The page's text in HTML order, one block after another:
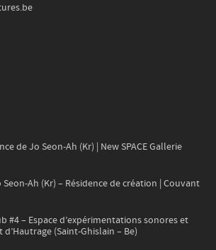
de Jo Seon-Ah (Kr) | New SPACE Gallerie
Seon-Ah (Kr) – Résidence de création | Couvant
#4 – Espace d’expérimentations sonores et
(Saint-Ghislain – Be)